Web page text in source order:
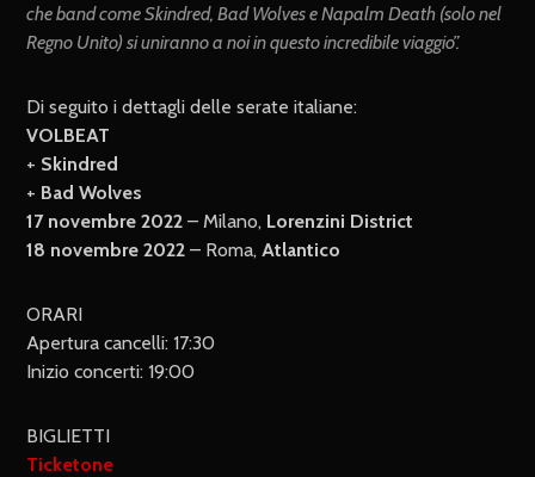
che band come Skindred, Bad Wolves e Napalm Death (solo nel
Regno Unito) si uniranno a noi in questo incredibile viaggio”.
Di seguito i dettagli delle serate italiane:
VOLBEAT
+ Skindred
+ Bad Wolves
17 novembre 2022 – Milano, Lorenzini District
18 novembre 2022 – Roma,Atlantico
ORARI
Apertura cancelli: 17:30
Inizio concerti: 19:00
BIGLIETTI
Ticketone